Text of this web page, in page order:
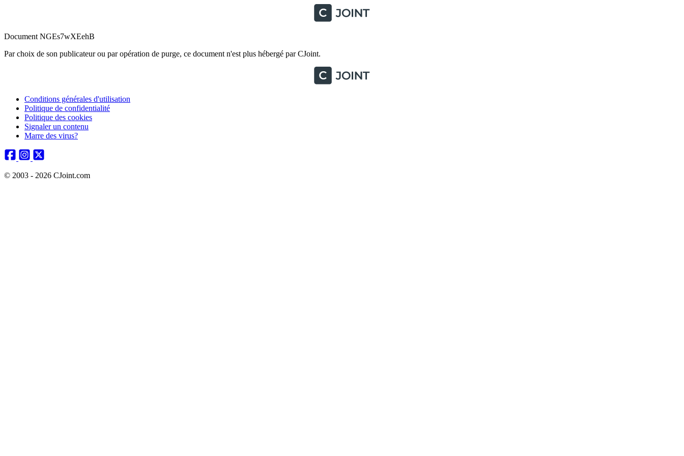
Document NGEs7wXEehB
Par choix de son publicateur ou par opération de purge, ce document n'est plus hébergé par CJoint.
Conditions générales d'utilisation
Politique de confidentialité
Politique des cookies
Signaler un contenu
Marre des virus?
© 2003 - 2026 CJoint.com